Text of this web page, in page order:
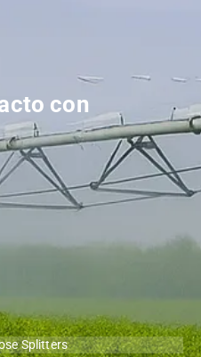
con
Splitters